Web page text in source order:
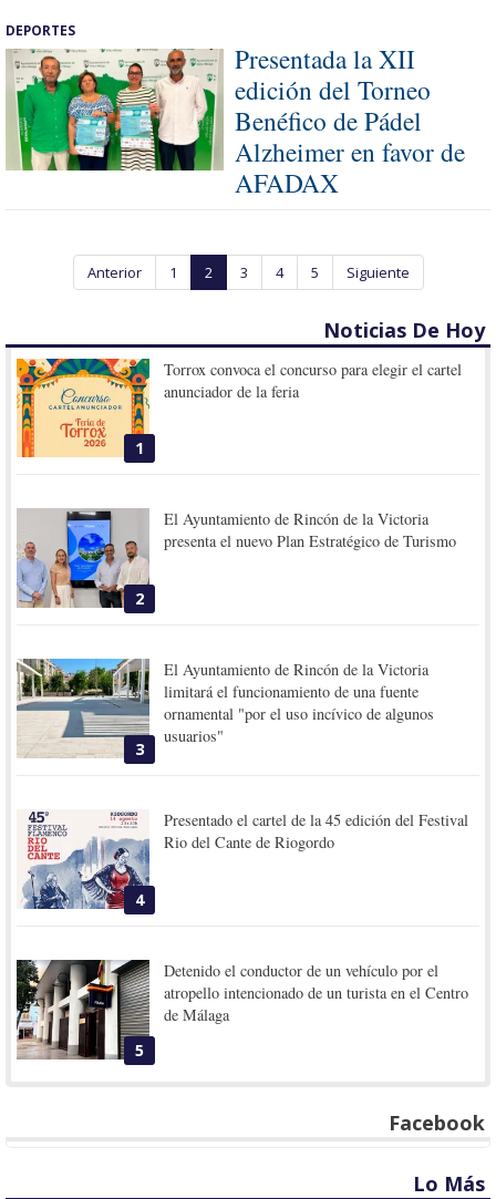
DEPORTES
Presentada la XII
edición del Torneo
Benéfico de Pádel
Alzheimer en favor de
AFADAX
Anterior 1 2 3 4 5 Siguiente
Noticias De Hoy
1
Torrox convoca el concurso para elegir el cartel
anunciador de la feria
2
El Ayuntamiento de Rincón de la Victoria
presenta el nuevo Plan Estratégico de Turismo
3
El Ayuntamiento de Rincón de la Victoria
limitará el funcionamiento de una fuente
ornamental "por el uso incívico de algunos
usuarios"
4
Presentado el cartel de la 45 edición del Festival
Rio del Cante de Riogordo
5
Detenido el conductor de un vehículo por el
atropello intencionado de un turista en el Centro
de Málaga
Facebook
Lo Más